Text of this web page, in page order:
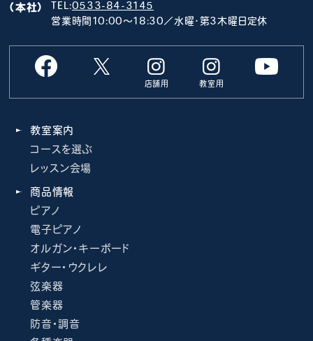
（本社）
TEL:0533-84-3145
営業時間10:00～18:30／水曜･第3木曜日定休
店舗用 教室用
教室案内
コースを選ぶ
レッスン会場
商品情報
ピアノ
電子ピアノ
オルガン・キーボード
ギター・ウクレレ
弦楽器
管楽器
防音・調音